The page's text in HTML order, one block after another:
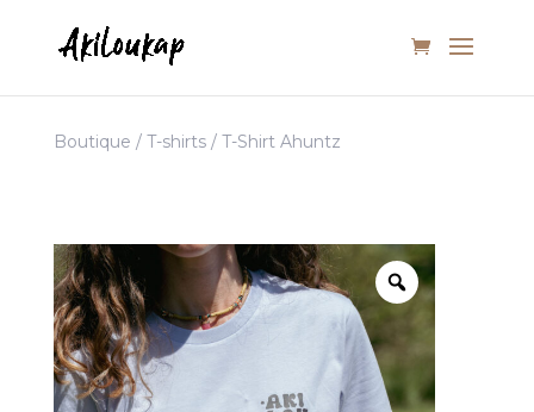
Boutique / T-shirts/ T-Shirt Ahuntz